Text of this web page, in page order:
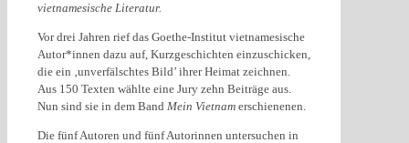
vietnamesische Literatur.
Vor drei Jahren rief das Goethe-Institut vietnamesische
Autor*innen dazu auf, Kurzgeschichten einzuschicken,
die ein ‚unverfälschtes Bild’ ihrer Heimat zeichnen.
Aus 150 Texten wählte eine Jury zehn Beiträge aus.
Nun sind sie in dem Band Mein Vietnam erschienenen.
Die fünf Autoren und fünf Autorinnen untersuchen in